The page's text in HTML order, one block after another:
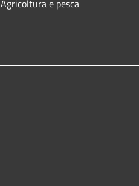
Agricoltura e pesca